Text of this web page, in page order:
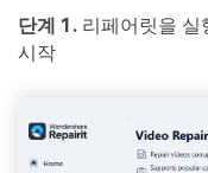
단계 1. 리페어릿을
시작